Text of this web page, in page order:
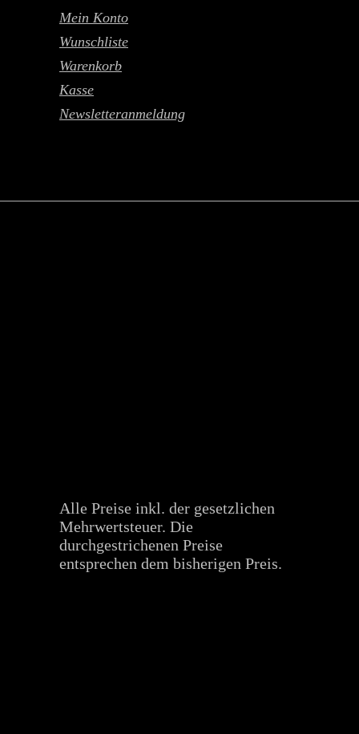
Mein Konto
Wunschliste
Warenkorb
Kasse
Newsletteranmeldung
Alle Preise inkl. der gesetzlichen
Mehrwertsteuer. Die
durchgestrichenen Preise
entsprechen dem bisherigen Preis.